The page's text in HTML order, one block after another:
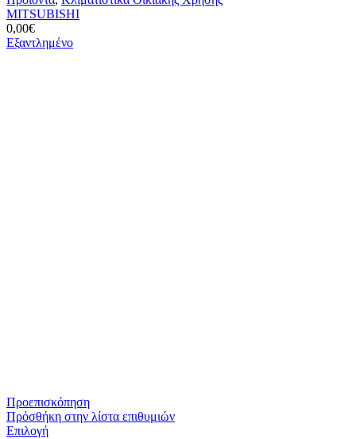
MITSUBISHI
0,00€
Εξαντλημένο
Προεπισκόπηση
Πρόσθήκη στην λίστα επιθυμιών
ΕπιλογήΑυτό